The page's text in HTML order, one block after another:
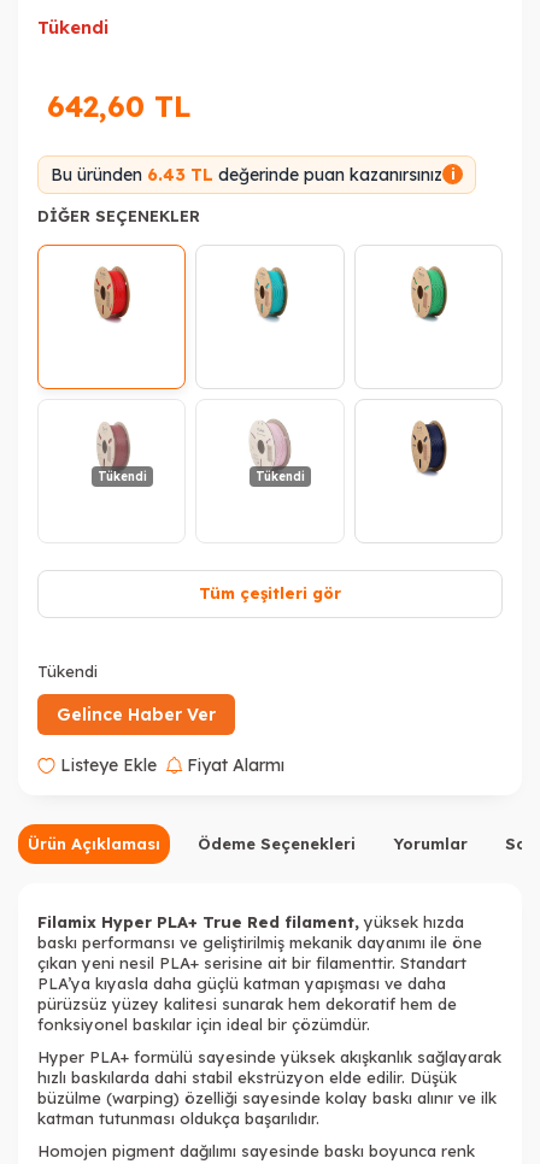
Tükendi
642,60 TL
Bu üründen 6.43 TL değerinde puan kazanırsınız i
DIĞER SEÇENEKLER
Tükendi Tükendi
Tükendi Tükendi Tükendi
Tüm çeşitleri gör
Tükendi
Gelince Haber Ver
Listeye Ekle Fiyat Alarmı
Ürün Açıklaması Ödeme Seçenekleri Yorumlar
Filamix Hyper PLA+ True Red filament,yüksek hızda
baskı performansı ve geliştirilmiş mekanik dayanımı ile öne
çıkan yeni nesil PLA+ serisine ait bir filamenttir. Standart
PLA’ya kıyasla daha güçlü katman yapışması ve daha
pürüzsüz yüzey kalitesi sunarak hem dekoratif hem de
fonksiyonel baskılar için ideal bir çözümdür.
Hyper PLA+ formülü sayesinde yüksek akışkanlık sağlayarak
hızlı baskılarda dahi stabil ekstrüzyon elde edilir. Düşük
büzülme (warping) özelliği sayesinde kolay baskı alınır ve ilk
katman tutunması oldukça başarılıdır.
Homojen pigment dağılımı sayesinde baskı boyunca renk